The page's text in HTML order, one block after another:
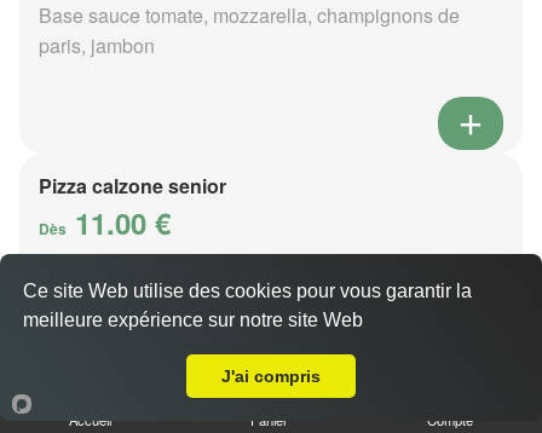
Base sauce tomate, mozzarella, champignons de
paris, jambon
Pizza calzone senior
Dès 11.00 €
Base sauce tomate, mozzarella, champignons de
Accueil Panier Compte
Ce site Web utilise des cookies pour vous garantir la
meilleure expérience sur notre site Web
J'ai compris